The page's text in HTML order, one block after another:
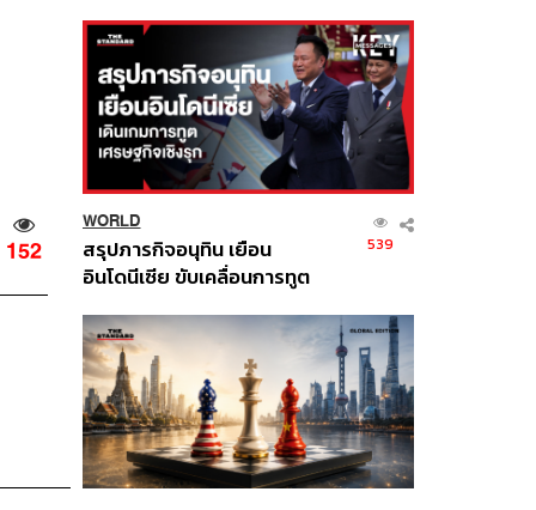
152
WORLD
สรุปภารกิจอนุทิน เยือน
อินโดนีเซีย ขับเคลื่อนการทูต
ส่วนยุทธศาสตร์ไทย –
อินโดนีเซีย
539